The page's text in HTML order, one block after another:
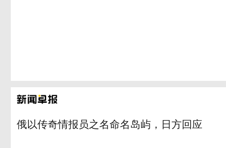
俄以传奇情报员之名命名岛屿，日方回应